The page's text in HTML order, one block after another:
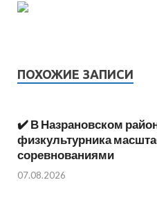
ПОХОЖИЕ ЗАПИСИ
✔️ В Назрановском
физкультурника
соревнованиями
07.08.2026